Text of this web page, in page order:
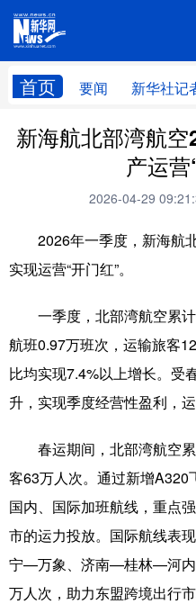
首页 要闻 新华社记
网
广西频道
新华社记者
新华网导航
学习进行时 高层
国际 财经
台湾 思客智库
健康 军事
图片 中央文件
食品 人居
溯源中国 城市
新海航北部湾航
产运
2026-04-29
2026年一季度，新海航
实现运营“开门红”。
一季度，北部湾航空累计
航班0.97万班次，运输旅客
比均实现7.4%以上增长。受
升，实现季度经营性盈利，
春运期间，北部湾航空累
客63万人次。通过新增A320
国内、国际加班航线，重点
市的运力投放。国际航线表
宁—万象、济南—桂林—河内
万人次，助力东盟跨境出行市